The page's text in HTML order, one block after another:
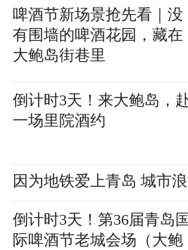
啤酒节新场景抢先看｜没
有围墙的啤酒花园，藏在
大鲍岛街巷里
倒计时3天！来大鲍岛，
一场里院酒约
因为地铁爱上青岛 城市
倒计时3天！第36届青岛国
际啤酒节老城会场（大鲍